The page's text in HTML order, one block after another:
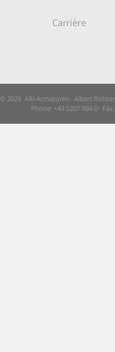
Carrière
© 2026 ARI-Armaturen · Albert
Phone: +49 5207 994-0 ·